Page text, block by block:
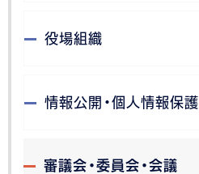
役場組織
情報公開・個人情報保護
審議会・委員会・会議